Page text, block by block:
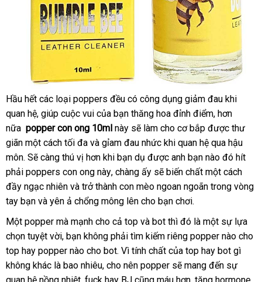
Popper
Con
Ong
10ml
Hít
Một
Hơi
Tê
Cả
Đời
Hầu hết giá
bán
các loại poppers đều có công dụng giảm đau khi
quan hệlừa
đảo
, giúp cuộc vui sử
dụng
của bạn thăng hoa đỉnh điểmgiao
hàng
, cũ
hơn
nữa popper con ong 10ml này bảng
giá
sẽ làm cho cơ bắp địa
chỉ
được thư
giãn một cách tối đa tốt
nhất
và gỉam đau nhức khi quan hệ qua hậu
mônsửa
chữa
. Sẽ càng thú vị hơn khi bạn dụ mua
sắm
được anh bạn nào đó hít
phải poppers con ong nàyđại
lý
, chàng ấy facebook
sẽ biến chất một cách
đầy ngạc nhiên Trung
Quốc
và trở thành con mèo ngoan ngoãn trong vòng
tay bạn chiết
và yên ả chổng mông lên cho bạn chơi.
Một popper đổi
trả
mà mạnh cho cả top phụ
kiện
và bot hàng
nhái
thì đó là một sự lựa
chọn tuyệt vờiĐức
, bạn không phải tìm kiếm nơi
nào
riêng popper nào cho
top hay popper nào cho botchất
lượng
. Vì tính chất thế
giới
của top hay bot gì
không khác là bao nhiêuhướng
, cho nên popper chất
sẽ mang đến sự